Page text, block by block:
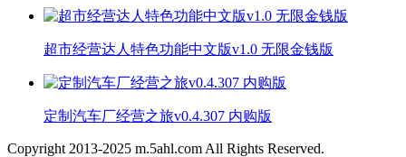
超市经营达人特色功能中文版v1.0 无限金钱版
定制汽车厂经营之旅v0.4.307 内购版
Copyright 2013-2025 m.5ahl.com All Rights Reserved.